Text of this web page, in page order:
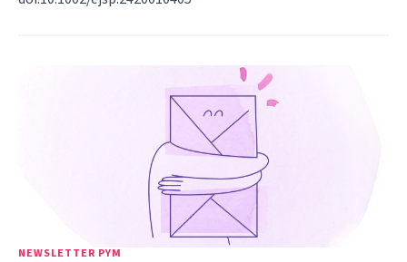
NEWSLETTER PYM